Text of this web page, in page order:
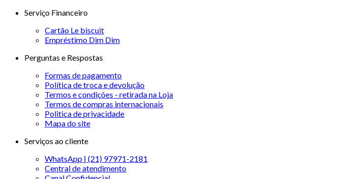
Serviço Financeiro
Cartão Le biscuit
Empréstimo Dim Dim
Perguntas e Respostas
Formas de pagamento
Política de troca e devolução
Termos e condições - retirada na Loja
Termos de compras internacionais
Politica de privacidade
Mapa do site
Serviços ao cliente
WhatsApp | (21) 97971-2181
Central de atendimento